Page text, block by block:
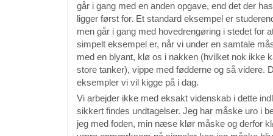
går i gang med en anden opgave, end det der
ligger først for. Et standard eksempel er
men går i gang med hovedrengøring i stedet for
simpelt eksempel er, når vi under en samtale
med en blyant, klø os i nakken (hvilket nok ikke
store tanker), vippe med fødderne og så videre.
eksempler vi vil kigge på i dag.
Vi arbejder ikke med eksakt videnskab i dette
sikkert findes undtagelser. Jeg har måske uro i
jeg med foden, min næse klør måske og derfor